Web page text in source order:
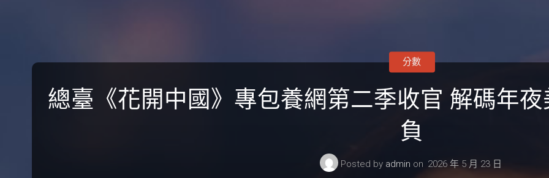
總臺《花開中國》專包養網第二季收官 解碼年
負
Posted by admin on 2026 年 5 月 23 日
分數